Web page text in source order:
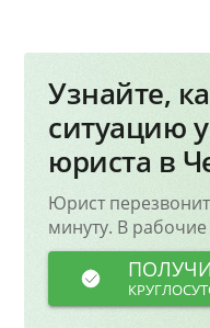
Узнайте,
ситуацию
юриста в
Юрист
минуту. В